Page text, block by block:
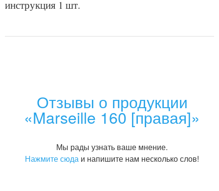
инструкция 1 шт.
Отзывы о продукции
«Marseille 160 [правая]»
Мы рады узнать ваше мнение.
Нажмите сюда и напишите нам несколько слов!